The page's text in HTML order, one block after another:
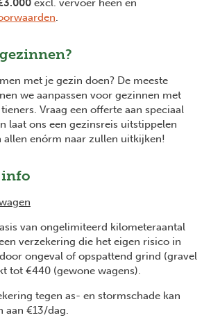
excl. vervoer heen en
.
met je gezin doen? De meeste
we aanpassen voor gezinnen met
Vraag een offerte aan speciaal
laat ons een gezinsreis uitstippelen
allen enórm naar zullen uitkijken!
info
van ongelimiteerd kilometeraantal
verzekering die het eigen risico in
ongeval of opspattend grind (gravel
tot €440 (gewone wagens).
tegen as- en stormschade kan
aan €13/dag.